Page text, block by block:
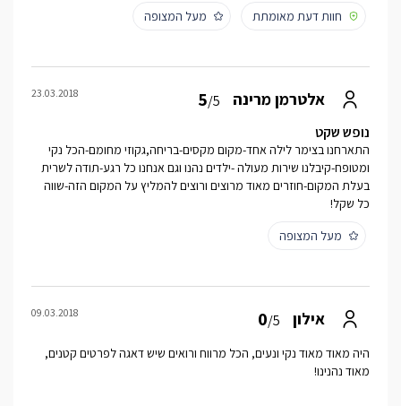
חוות דעת מאומתת
מעל המצופה
אלטרמן מרינה 5/5
23.03.2018
נופש שקט
התארחנו בצימר לילה אחד-מקום מקסים-בריחה,גקוזי מחומם-הכל נקי
ומטופח-קיבלנו שירות מעולה -ילדים נהנו וגם אנחנו כל רגע-תודה לשרית
בעלת המקום-חוזרים מאוד מרוצים ורוצים להמליץ על המקום הזה-שווה
כל שקל!
מעל המצופה
אילון 0/5
09.03.2018
היה מאוד מאוד נקי ונעים, הכל מרווח ורואים שיש דאגה לפרטים קטנים,
מאוד נהנינו!